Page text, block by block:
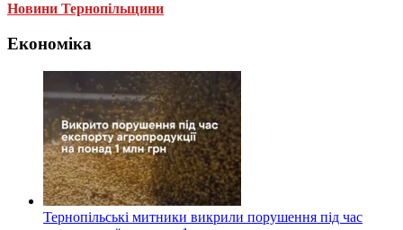
Новини Тернопільщини
Економіка
Тернопільські митники викрили порушення під час